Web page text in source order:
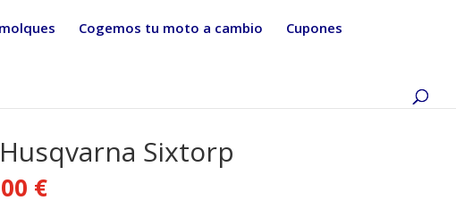
Cogemos tu moto a cambio
Cupones
Sixtorp
€